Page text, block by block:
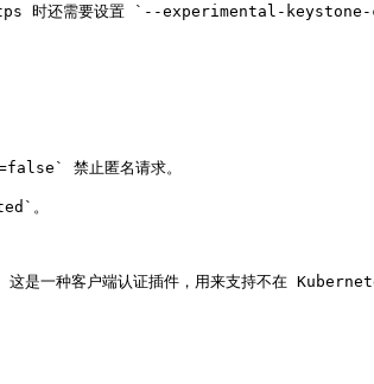
时还需要设置 `--experimental-keystone-
禁止匿名请求。
。
种客户端认证插件，用来支持不在